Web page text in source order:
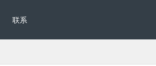
联系